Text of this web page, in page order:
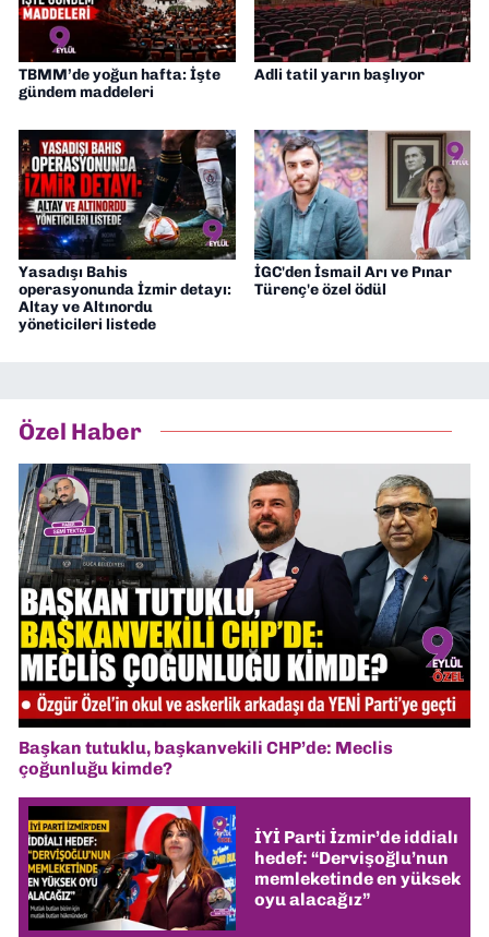
TBMM’de yoğun hafta: İşte
gündem maddeleri
Adli tatil yarın başlıyor
Yasadışı Bahis
operasyonunda İzmir detayı:
Altay ve Altınordu
yöneticileri listede
İGC'den İsmail Arı ve Pınar
Türenç'e özel ödül
Özel Haber
Başkan tutuklu, başkanvekili CHP’de: Meclis
çoğunluğu kimde?
İYİ Parti İzmir’de iddialı
hedef: “Dervişoğlu’nun
memleketinde en yüksek
oyu alacağız”